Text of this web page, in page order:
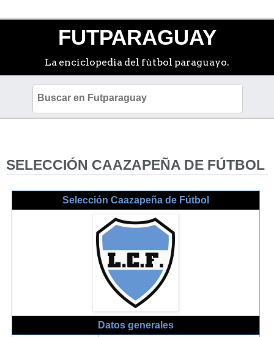
FUTPARAGUAY
La enciclopedia del fútbol paraguayo.
SELECCIÓN CAAZAPEÑA DE FÚTBOL
Selección Caazapeña de Fútbol
Datos generales